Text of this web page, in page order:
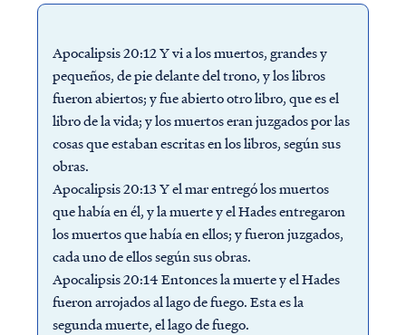
Apocalipsis 20:12 Y vi a los muertos, grandes y
pequeños, de pie delante del trono, y los libros
fueron abiertos; y fue abierto otro libro, que es el
libro de la vida; y los muertos eran juzgados por las
cosas que estaban escritas en los libros, según sus
obras.
Apocalipsis 20:13 Y el mar entregó los muertos
que había en él, y la muerte y el Hades entregaron
los muertos que había en ellos; y fueron juzgados,
cada uno de ellos según sus obras.
Apocalipsis 20:14 Entonces la muerte y el Hades
fueron arrojados al lago de fuego. Esta es la
segunda muerte, el lago de fuego.